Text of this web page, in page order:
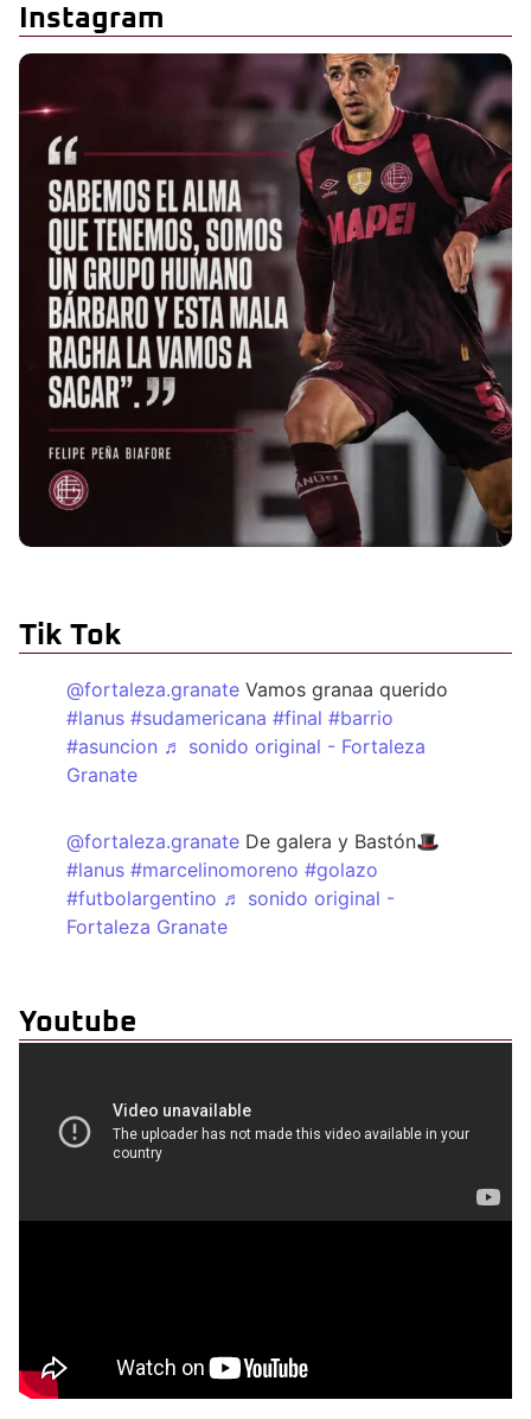
Instagram
Tik Tok
@fortaleza.granate Vamos granaa querido
#lanus #sudamericana #final #barrio
#asuncion ♬ sonido original - Fortaleza
Granate
@fortaleza.granate De galera y Bastón🎩
#lanus #marcelinomoreno #golazo
#futbolargentino ♬ sonido original -
Fortaleza Granate
Youtube